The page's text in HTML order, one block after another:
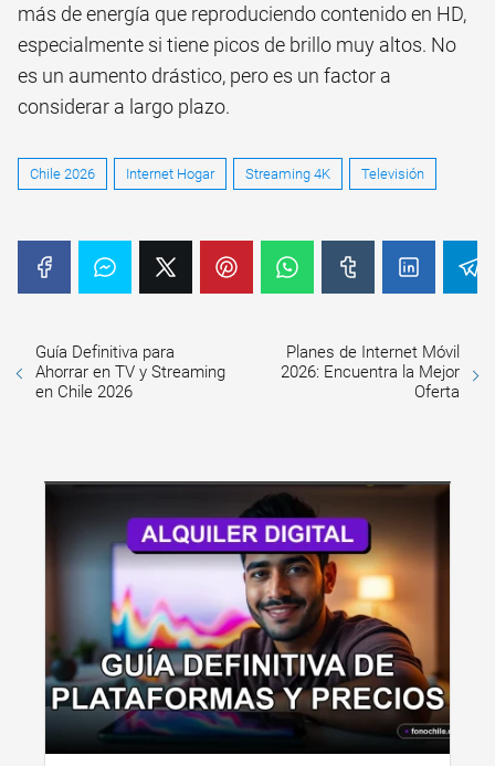
más de energía que reproduciendo contenido en HD,
especialmente si tiene picos de brillo muy altos. No
es un aumento drástico, pero es un factor a
considerar a largo plazo.
Chile 2026 Internet Hogar Streaming 4K Televisión
Guía Definitiva para
Ahorrar en TV y Streaming
en Chile 2026
Planes de Internet Móvil
2026: Encuentra la Mejor
Oferta